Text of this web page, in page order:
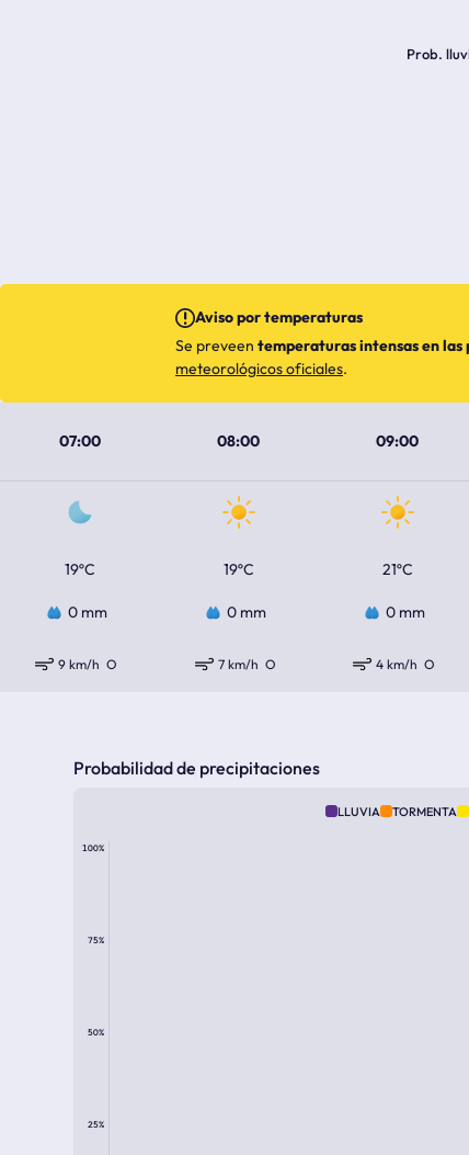
Prob.
07:00 08:00 09:00
19ºC 19ºC 21ºC
0 mm 0 mm 0 mm
9 km/h O 7 km/h O 4 km/h O
Aviso por temperaturas
Se preveen temperaturas intensas en las
meteorológicos oficiales.
Probabilidad de precipitaciones
LLUVIA TORMENTA
100%
75%
50%
25%